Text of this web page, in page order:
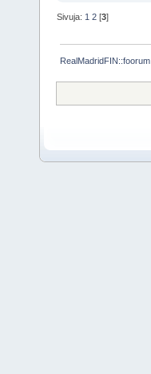
Sivuja: 1 2 [3]
RealMadridFIN::foorum